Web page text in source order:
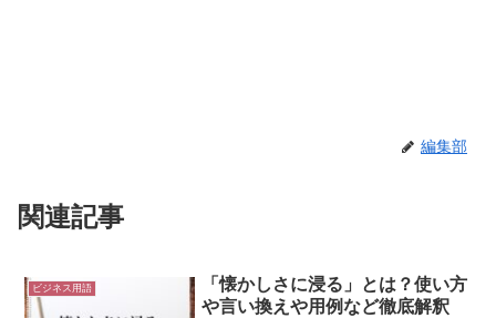
編集部
関連記事
ビジネス用語
「懐かしさに浸る」とは？使い方
や言い換えや用例など徹底解釈